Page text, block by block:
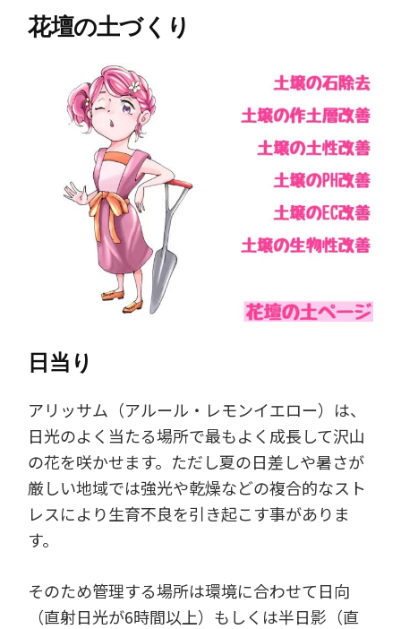
花壇の土づくり
日当り
アリッサム（アルール・レモンイエロー）は、
日光のよく当たる場所で最もよく成長して沢山
の花を咲かせます。ただし夏の日差しや暑さが
厳しい地域では強光や乾燥などの複合的なスト
レスにより生育不良を引き起こす事がありま
す。
そのため管理する場所は環境に合わせて日向
（直射日光が6時間以上）もしくは半日影（直